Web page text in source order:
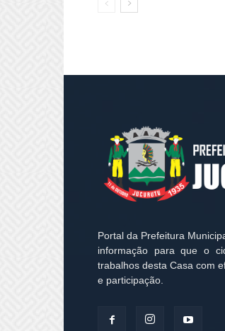
Portal da Prefeitura
informação para que o
trabalhos desta Casa com
e participação.